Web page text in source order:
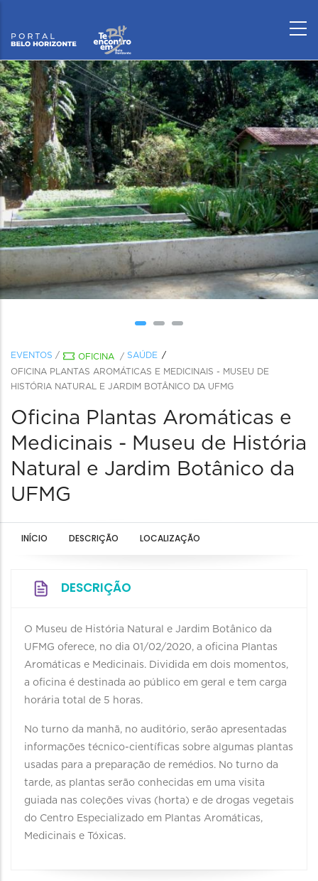
EVENTOS / OFICINA / SAÚDE
OFICINA PLANTAS AROMÁTICAS E MEDICINAIS - MUSEU DE
HISTÓRIA NATURAL E JARDIM BOTÂNICO DA UFMG
Oficina Plantas Aromáticas e
Medicinais - Museu de História
Natural e Jardim Botânico da
UFMG
INÍCIO DESCRIÇÃO LOCALIZAÇÃO
DESCRIÇÃO
O Museu de História Natural e Jardim Botânico da
UFMG oferece, no dia 01/02/2020, a oficina Plantas
Aromáticas e Medicinais. Dividida em dois momentos,
a oficina é destinada ao público em geral e tem carga
horária total de 5 horas.
No turno da manhã, no auditório, serão apresentadas
informações técnico-científicas sobre algumas plantas
usadas para a preparação de remédios. No turno da
tarde, as plantas serão conhecidas em uma visita
guiada nas coleções vivas (horta) e de drogas vegetais
do Centro Especializado em Plantas Aromáticas,
Medicinais e Tóxicas.